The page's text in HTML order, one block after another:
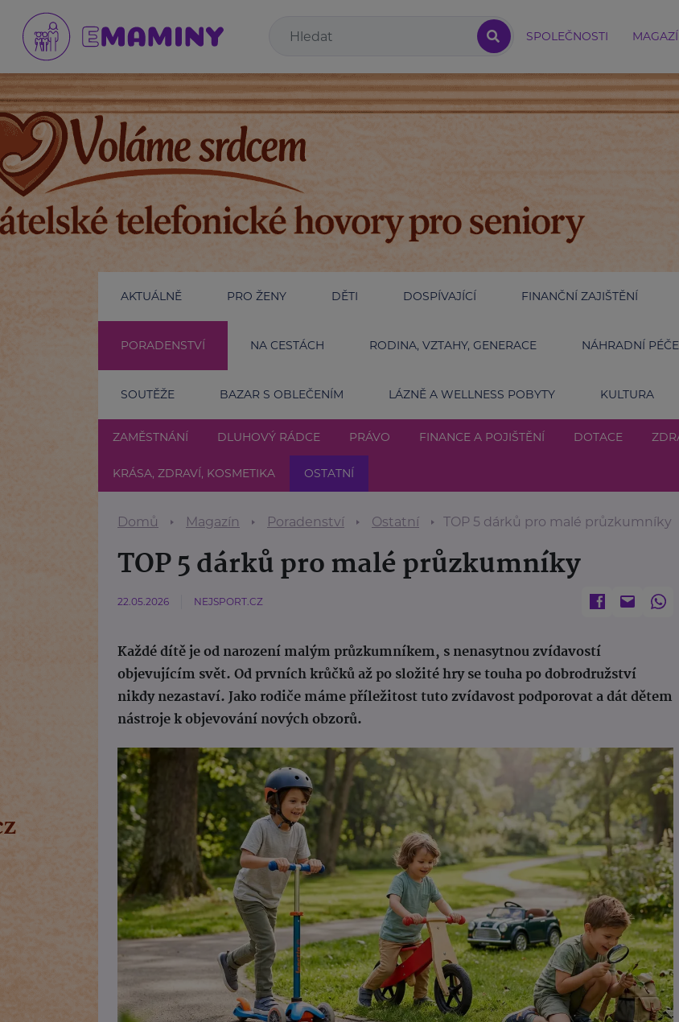
SPOLEČNOSTI
AKTUÁLNĚ PRO ŽENY DĚTI DOSPÍVAJÍCÍ FINANČNÍ ZAJIŠTĚNÍ
PORADENSTVÍ NA CESTÁCH RODINA, VZTAHY, GENERACE NÁHRADNÍ PÉČE
SOUTĚŽE BAZAR S OBLEČENÍM LÁZNĚ A WELLNESS POBYTY KULTURA
ZAMĚSTNÁNÍ DLUHOVÝ RÁDCE PRÁVO FINANCE A POJIŠTĚNÍ DOTACE
KRÁSA, ZDRAVÍ, KOSMETIKA OSTATNÍ
Domů Magazín Poradenství Ostatní TOP 5 dárků pro malé průzkumníky
TOP 5 dárků pro malé průzkumníky
22.05.2026 NEJSPORT.CZ
Každé dítě je od narození malým průzkumníkem, s nenasytnou zvídavostí
objevujícím svět. Od prvních krůčků až po složité hry se touha po dobrodružství
nikdy nezastaví. Jako rodiče máme příležitost tuto zvídavost podporovat a dát dětem
nástroje k objevování nových obzorů.